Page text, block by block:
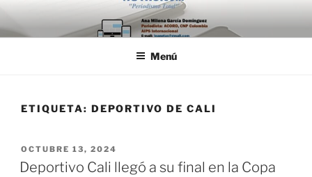
Saltar
al
contenido
Menú
ETIQUETA: DEPORTIVO DE CALI
PUBLICADO
EL
OCTUBRE 13, 2024
Deportivo Cali llegó a su final en la Copa